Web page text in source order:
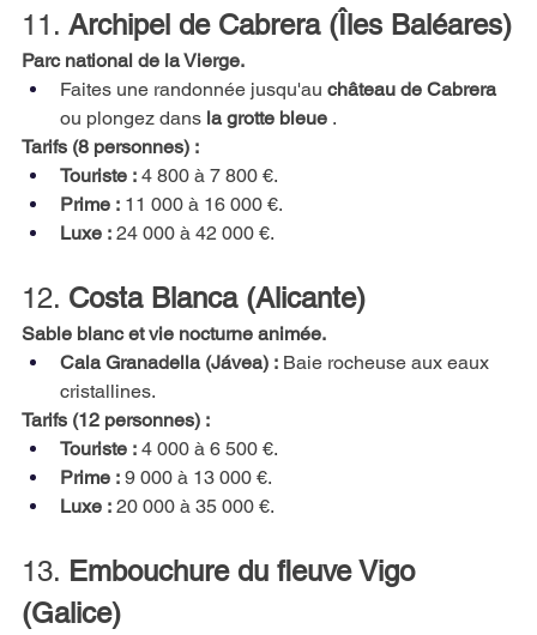
11. Archipel de Cabrera (Îles Baléares)
Parc national de la Vierge.
Faites une randonnée jusqu'au château de Cabrera
ou plongez dans la grotte bleue .
Tarifs (8 personnes) :
Touriste : 4 800 à 7 800 €.
Prime : 11 000 à 16 000 €.
Luxe : 24 000 à 42 000 €.
12. Costa Blanca (Alicante)
Sable blanc et vie nocturne animée.
Cala Granadella (Jávea) : Baie rocheuse aux eaux
cristallines.
Tarifs (12 personnes) :
Touriste : 4 000 à 6 500 €.
Prime : 9 000 à 13 000 €.
Luxe : 20 000 à 35 000 €.
13. Embouchure du fleuve Vigo
(Galice)